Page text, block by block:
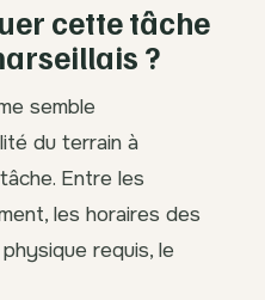
cette tâche
?
semble
du terrain à
Entre les
les horaires des
requis, le